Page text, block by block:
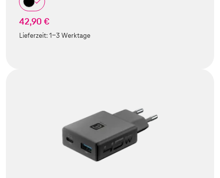
42,90 €
Lieferzeit:1-3 Werktage